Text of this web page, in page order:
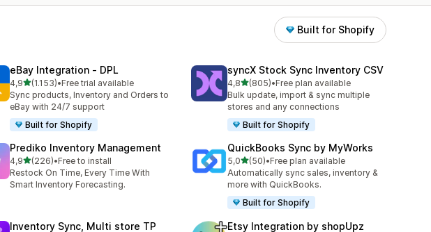
Built for Shopify
eBay Integration ‑ DPL
4,95 yıldız üzerinden
(1.153)
toplam 1153 değerlendirme
•Free trial available
Sync products, Inventory and Orders to
eBay with 24/7 support
Built for Shopify
syncX Stock Sync Inventory CSV
4,85 yıldız üzerinden
(805)
toplam 805 değerlendirme
•Free plan available
Bulk update, import & sync multiple
stores and any connections
Built for Shopify
Prediko Inventory Management
4,95 yıldız üzerinden
(226)
toplam 226 değerlendirme
•Free to install
Restock On Time, Every Time With
Smart Inventory Forecasting.
QuickBooks Sync by MyWorks
5,05 yıldız üzerinden
(50)
toplam 50 değerlendirme
•Free plan available
Automatically sync sales, inventory &
more with QuickBooks.
Built for Shopify
Inventory Sync, Multi store TP Etsy Integration by shopUpz